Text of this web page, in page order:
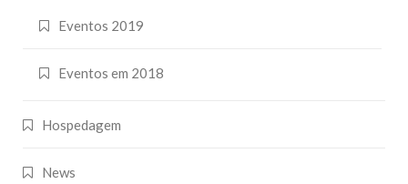
Eventos 2019
Eventos em 2018
Hospedagem
News